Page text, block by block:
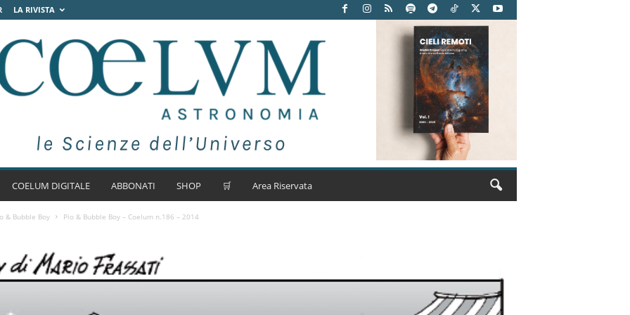
LA RIVISTA
COELUM DIGITALE ABBONATI SHOP 🛒 Area Riservata
& Bubble Boy Pio & Bubble Boy – Coelum n.186 – 2014